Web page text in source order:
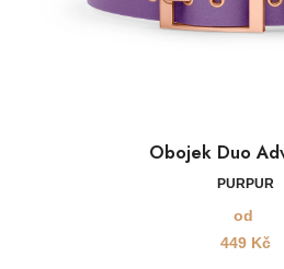
Obojek Duo
PURPUR
od
449 Kč